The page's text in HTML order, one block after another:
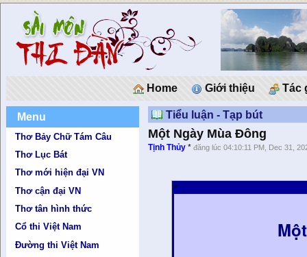
Home Giới thiệu Tác
Menu
Thơ Bảy Chữ Tám Câu
Thơ Lục Bát
Thơ mới hiện đại VN
Thơ cận đại VN
Thơ tân hình thức
Cổ thi Việt Nam
Đường thi Việt Nam
Tiểu luận - Tạp bút
Một Ngày Mùa Đông
Tịnh Thủy *đăng lúc 04:10:11 PM, Dec 31,
*